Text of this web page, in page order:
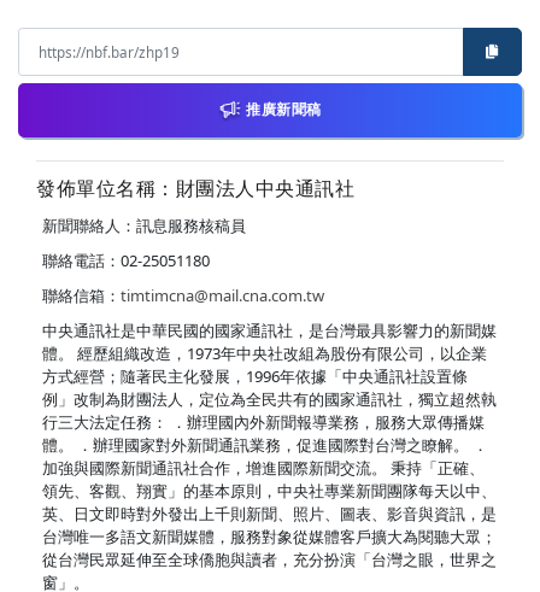
推廣新聞稿
發佈單位名稱：財團法人中央通訊社
新聞聯絡人：訊息服務核稿員
聯絡電話：02-25051180
聯絡信箱： timtimcna@mail.cna.com.tw
中央通訊社是中華民國的國家通訊社，是台灣最具影響力的新聞媒
體。 經歷組織改造，1973年中央社改組為股份有限公司，以企業
方式經營；隨著民主化發展，1996年依據「中央通訊社設置條
例」改制為財團法人，定位為全民共有的國家通訊社，獨立超然執
行三大法定任務： ．辦理國內外新聞報導業務，服務大眾傳播媒
體。 ．辦理國家對外新聞通訊業務，促進國際對台灣之瞭解。 ．
加強與國際新聞通訊社合作，增進國際新聞交流。 秉持「正確、
領先、客觀、翔實」的基本原則，中央社專業新聞團隊每天以中、
英、日文即時對外發出上千則新聞、照片、圖表、影音與資訊，是
台灣唯一多語文新聞媒體，服務對象從媒體客戶擴大為閱聽大眾；
從台灣民眾延伸至全球僑胞與讀者，充分扮演「台灣之眼，世界之
窗」。